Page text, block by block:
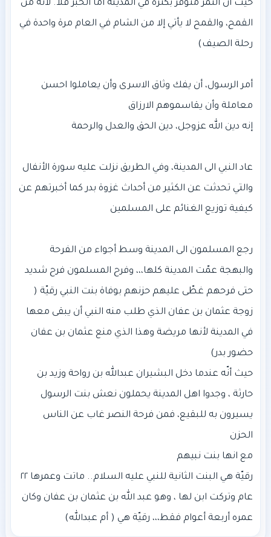
حيث أن التمر متوفر بكثرة في المدينة أما الخبز فلا. لأنه من
القمح، والقمح لا يأتي إلا من الشام في العام مرة واحدة في
أمر الرسول، أن يفك وثاق الاسرى وأن يعاملوا احسن
عاد النبي الى المدينة، وفي الطريق نزلت عليه سورة الأنفال
والتي تحدثت عن الكثير من أحداث غزوة بدر كما أخبرتهم عن
رجع المسلمون الى المدينة وسط أجواء من الفرحة
والبهجة عمّت المدينة كلها،،، وفرح المسلمون فرح شديد
حتى فرحهم غطّى عليهم حزنهم بوفاة بنت النبي رقيّة (
زوجة عثمان بن عفان الذي طلب منه النبي أن يبقى معها
في المدينة لأنها مريضة وهذا الذي منع عثمان بن عفان
حيث أنّه عندما دخل البشيران عبدالله بن رواحة وزيد بن
حارثة ، وجدوا اهل المدينة يحملون نعش بنت الرسول
يسيرون به للبقيع، فمن فرحة النصر غاب عن الناس
رقيّة هي البنت الثانية للنبي عليه السلام.. ماتت وعمرها ٢٢
عام وتركت ابن لها ، وهو عبد الله بن عثمان بن عفان وكان
عمره أربعة أعوام فقط،،، رقيّة هي ( أم عبدالله)